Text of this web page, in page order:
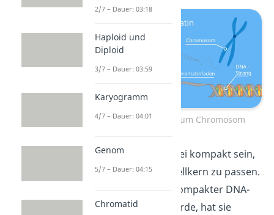
DNA-Verpackung zum Chromosom
Die DNA muss hierbei kompakt sein,
um in den kleinen Zellkern zu passen.
Wenn sie als nicht kompakter DNA-
Strang vorliegen würde, hat sie
2/7 – Dauer: 03:18
Haploid und
Diploid
3/7 – Dauer: 03:59
Karyogramm
4/7 – Dauer: 04:01
Genom
5/7 – Dauer: 04:15
Chromatid